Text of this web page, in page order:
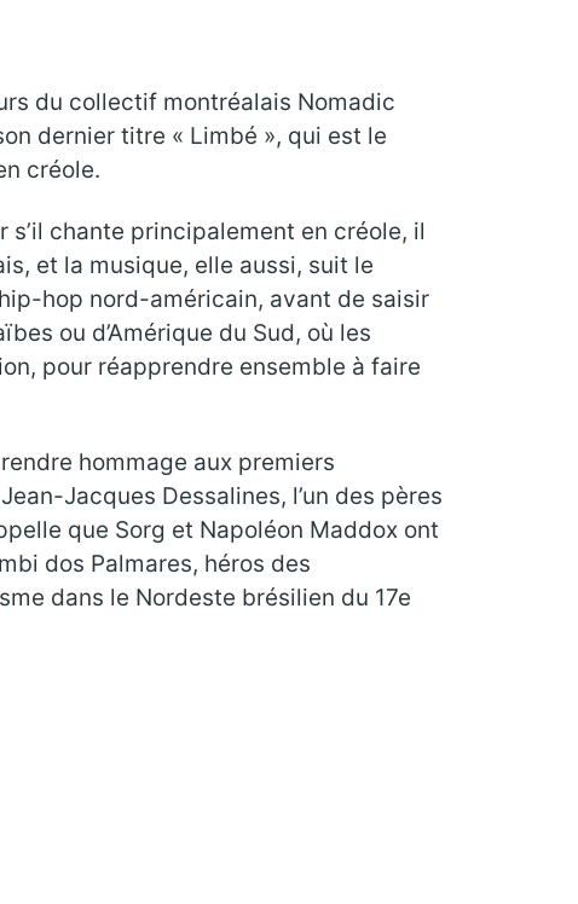
du collectif montréalais Nomadic
dernier titre « Limbé », qui est le
créole.
chante principalement en créole, il
et la musique, elle aussi, suit le
hop nord-américain, avant de saisir
ou d’Amérique du Sud, où les
pour réapprendre ensemble à faire
hommage aux premiers
Jacques Dessalines, l’un des pères
que Sorg et Napoléon Maddox ont
dos Palmares, héros des
dans le Nordeste brésilien du 17e